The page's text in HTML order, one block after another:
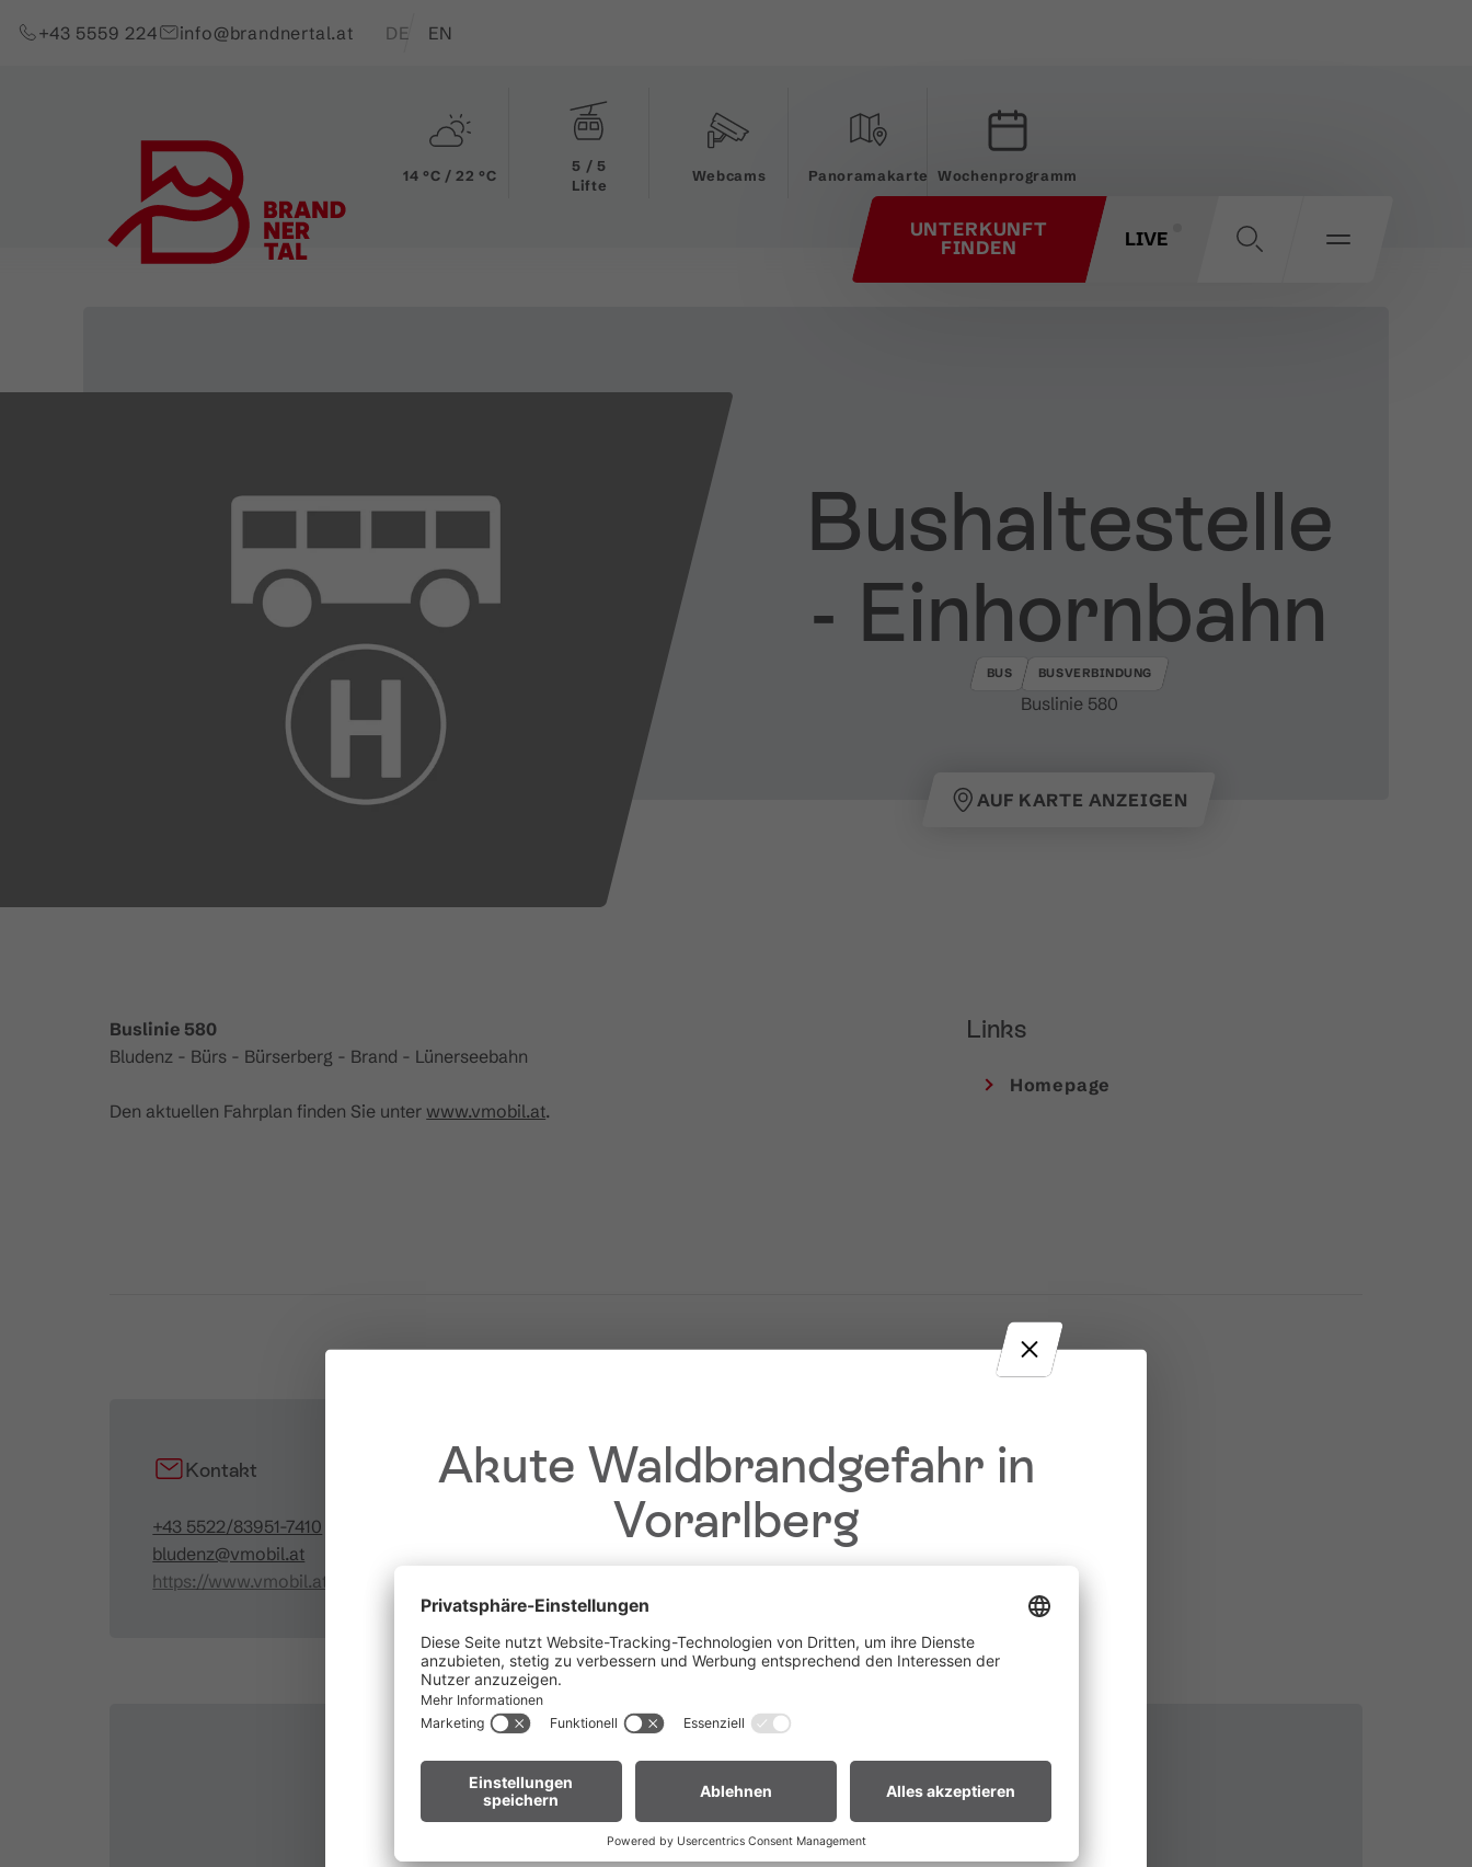
+43 5559 224
info@brandnertal.at DE EN
UNTERKUNFT
FINDEN
LIVE
14 °C / 22 °C
5 / 5
Lifte
Webcams Panoramakarte Wochenprogramm
Bushaltestelle
​-​ Einhornbahn
BUS BUSVERBINDUNG
Buslinie 580
AUF KARTE ANZEIGEN
Buslinie 580
Bludenz - Bürs - Bürserberg - Brand - Lünerseebahn
Den aktuellen Fahrplan finden Sie unter www.vmobil.at.
Links
Homepage
Kontakt
+43 5522/83951-7410
bludenz@vmobil.at
https://www.vmobil.at/
Akute Waldbrandgefahr in
Vorarlberg
aufgrund der anhaltenden Trockenheit gilt in
Waldbrandverordnung
. Offenes Feuer, Rauchen und Grillen sind vor allem in
Waldnähe und in Uferzonen streng verboten.
Wir bitten euch um erhöhte Aufmerksamkeit und einen besonders rücksichtsvollen
Umgang mit der Natur.
Hinweis für Biker:innen:Legt euer Bike nach längeren Abfahrten nicht in trockenes
Gras. Heiße Bremsscheiben können trockenes Gras entzünden.